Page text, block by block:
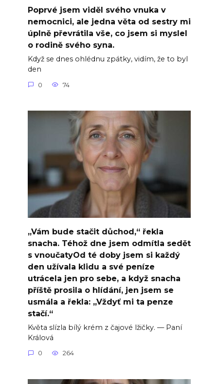
Poprvé jsem viděl svého vnuka v
nemocnici, ale jedna věta od sestry mi
úplně převrátila vše, co jsem si myslel
o rodině svého syna.
Když se dnes ohlédnu zpátky, vidím, že to byl
den
0 74
„Vám bude stačit důchod,“ řekla
snacha. Téhož dne jsem odmítla sedět
s vnoučatyOd té doby jsem si každý
den užívala klidu a své peníze
utrácela jen pro sebe, a když snacha
příště prosila o hlídání, jen jsem se
usmála a řekla: „Vždyť mi ta penze
stačí.“
Květa slízla bílý krém z čajové lžičky. — Paní
Králová
0 264